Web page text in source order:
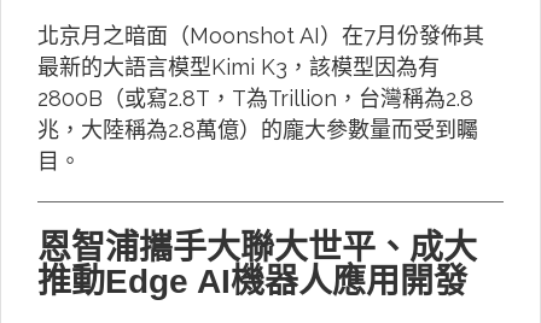
北京月之暗面（Moonshot AI）在7月份發佈其
最新的大語言模型Kimi K3，該模型因為有
2800B（或寫2.8T，T為Trillion，台灣稱為2.8
兆，大陸稱為2.8萬億）的龐大參數量而受到矚
目。
恩智浦攜手大聯大世平、成大
推動Edge AI機器人應用開發